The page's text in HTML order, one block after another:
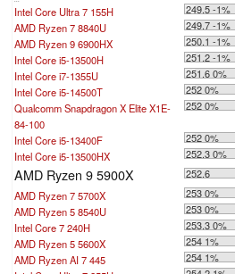
Intel Core Ultra 7 155H
249.5 -1%
AMD Ryzen 7 8840U
249.7 -1%
AMD Ryzen 9 6900HX
250.1 -1%
Intel Core i5-13500H
251.2 -1%
Intel Core i7-1355U
251.6 0%
Intel Core i5-14500T
252 0%
Qualcomm Snapdragon X Elite X1E-
84-100
252 0%
Intel Core i5-13400F
252 0%
Intel Core i5-13500HX
252.3 0%
AMD Ryzen 9 5900X
252.6
AMD Ryzen 7 5700X
253 0%
AMD Ryzen 5 8540U
253 0%
Intel Core 7 240H
253.3 0%
AMD Ryzen 5 5600X
254 1%
AMD Ryzen AI 7 445
254 1%